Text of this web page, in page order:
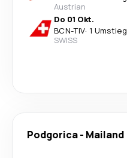
Austrian
Do 01 Okt.
BCN-TIV· 1 Umstieg
SWISS
Podgorica- Mailand